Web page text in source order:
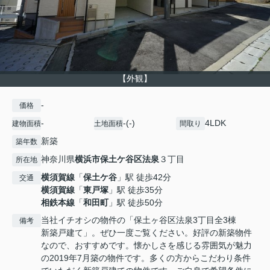
【外観】
価格 -
建物面積- 土地面積-(-) 間取り 4LDK
築年数 新築
所在地 神奈川県横浜市保土ケ谷区法泉３丁目
交通 横須賀線 「保土ケ谷 」駅 徒歩42分
横須賀線 「東戸塚 」駅 徒歩35分
相鉄本線 「和田町」駅 徒歩50分
備考
当社イチオシの物件の「保土ヶ谷区法泉3丁目全3棟
新築戸建て」。ぜひ一度ご覧ください。好評の新築物件
なので、おすすめです。懐かしさを感じる雰囲気が魅力
の2019年7月築の物件です。多くの方からこだわり条件